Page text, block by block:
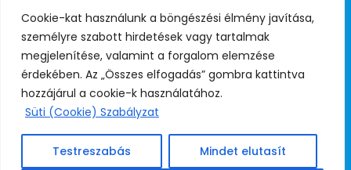
Cookie-kat használunk a böngészési élmény javítása,
személyre szabott hirdetések vagy tartalmak
megjelenítése, valamint a forgalom elemzése
érdekében. Az „Összes elfogadás” gombra kattintva
hozzájárul a cookie-k használatához.
Süti (Cookie) Szabályzat
Testreszabás Mindet elutasít
Adatkezelési tájékoztató
© Copyright Független Rendőr
Szakszervezet